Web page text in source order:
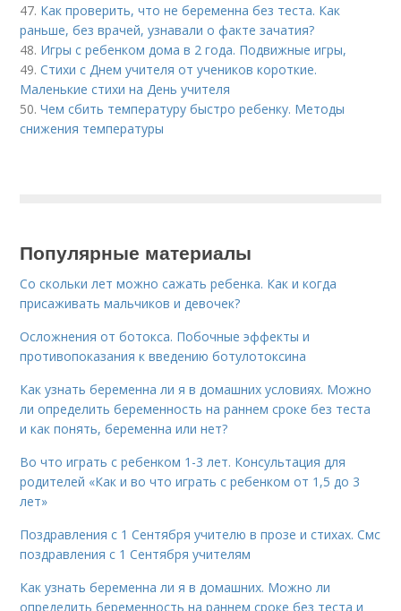
47. Как проверить, что не беременна без теста. Как
раньше, без врачей, узнавали о факте зачатия?
48. Игры с ребенком дома в 2 года. Подвижные игры,
49.Стихи с Днем учителя от учеников короткие.
Маленькие стихи на День учителя
50.Чем сбить температуру быстро ребенку. Методы
снижения температуры
Популярные материалы
Со скольки лет можно сажать ребенка. Как и когда
присаживать мальчиков и девочек?
Осложнения от ботокса. Побочные эффекты и
противопоказания к введению ботулотоксина
Как узнать беременна ли я в домашних условиях. Можно
ли определить беременность на раннем сроке без теста
и как понять, беременна или нет?
Во что играть с ребенком 1-3 лет. Консультация для
родителей «Как и во что играть с ребенком от 1,5 до 3
лет»
Поздравления с 1 Сентября учителю в прозе и стихах. Смс
поздравления с 1 Сентября учителям
Как узнать беременна ли я в домашних. Можно ли
определить беременность на раннем сроке без теста и